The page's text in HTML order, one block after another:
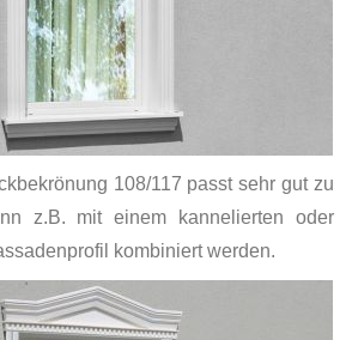
108/117 passt sehr gut zu
z.B. mit einem kannelierten oder
kombiniert werden.